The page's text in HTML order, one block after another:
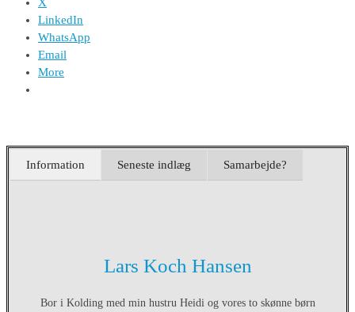
LinkedIn
WhatsApp
Email
More
Information Seneste indlæg Samarbejde?
Lars Koch Hansen
Bor i Kolding med min hustru Heidi og vores to skønne børn